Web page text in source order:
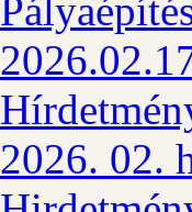
2026. 02.